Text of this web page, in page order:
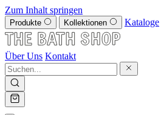
Zum Inhalt springen
Produkte Kollektionen Kataloge
Über Uns Kontakt